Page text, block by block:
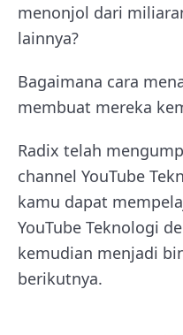
menonjol dari
lainnya?
Bagaimana cara
membuat mereka
Radix telah
channel YouTube
kamu dapat
YouTube Teknologi
kemudian menjadi
berikutnya.